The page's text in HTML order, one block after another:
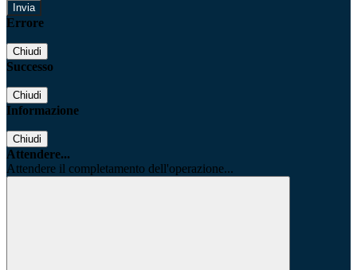
Errore
Chiudi
Successo
Chiudi
Informazione
Chiudi
Attendere...
Attendere il completamento dell'operazione...